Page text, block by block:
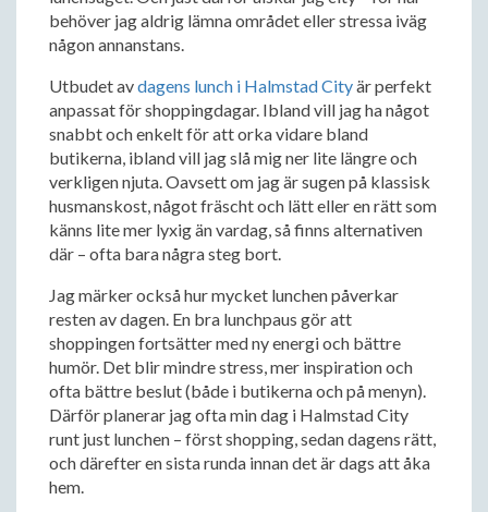
behöver jag aldrig lämna området eller stressa iväg
någon annanstans.
Utbudet avdagens lunch i Halmstad Cityär perfekt
anpassat för shoppingdagar. Ibland vill jag ha något
snabbt och enkelt för att orka vidare bland
butikerna, ibland vill jag slå mig ner lite längre och
verkligen njuta. Oavsett om jag är sugen på klassisk
husmanskost, något fräscht och lätt eller en rätt som
känns lite mer lyxig än vardag, så finns alternativen
där – ofta bara några steg bort.
Jag märker också hur mycket lunchen påverkar
resten av dagen. En bra lunchpaus gör att
shoppingen fortsätter med ny energi och bättre
humör. Det blir mindre stress, mer inspiration och
ofta bättre beslut (både i butikerna och på menyn).
Därför planerar jag ofta min dag i Halmstad City
runt just lunchen – först shopping, sedan dagens rätt,
och därefter en sista runda innan det är dags att åka
hem.